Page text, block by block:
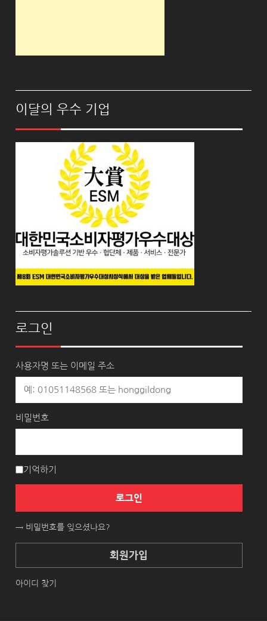
이달의 우수 기업
로그인
사용자명 또는 이메일 주소
비밀번호
기억하기
로그인
→ 비밀번호를 잊으셨나요?
회원가입
아이디 찾기